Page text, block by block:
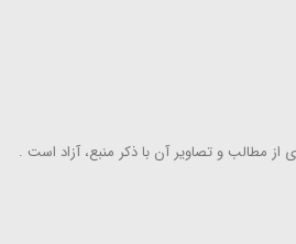
مطالب و تصاویر آن با ذكر منبع، آزاد است .